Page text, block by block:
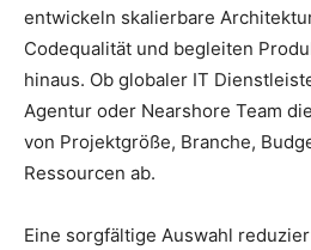
entwickeln skalierbare
Codequalität und begleiten
hinaus. Ob globaler IT
Agentur oder Nearshore Team
von Projektgröße, Branche,
Ressourcen ab.
Eine sorgfältige Auswahl